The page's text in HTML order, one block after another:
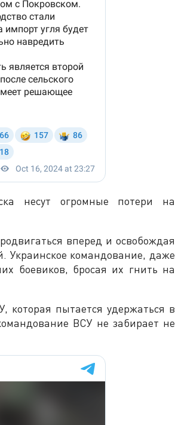
несут огромные потери на
вперед и освобождая
Украинское командование, даже
боевиков, бросая их гнить на
которая пытается удержаться в
ВСУ не забирает не